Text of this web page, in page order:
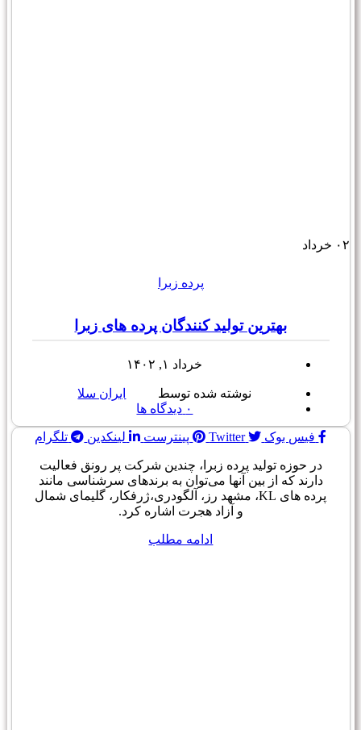
۰۲ خرداد
پرده زبرا
بهترین تولید کنندگان پرده های زبرا
خرداد ۱, ۱۴۰۲
نوشته شده توسط
ایران سلا
۰ دیدگاه ها
فیس بوک Twitter پینترست لینکدین تلگرام
در حوزه تولید پرده زبرا، چندین شرکت پر رونق فعالیت
دارند که از بین آنها می‌توان به برندهای سرشناسی مانند
پرده های KL، مشهد رز، آلگودری،ژرفکار، گلیمای شمال
و آزاد هجرت اشاره کرد.
ادامه مطلب